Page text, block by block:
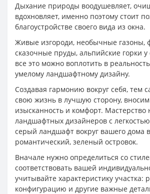
Дыхание природы воодушевляет,
вдохновляет, именно поэтому стоит
благоустройстве своего вида из окна.
Живые изгороди, необычные газоны,
сказочные пруды, альпийские горки у
все это можно воплотить в
умелому ландшафтному дизайну.
Создавая гармонию вокруг себя, тем
свою жизнь в лучшую сторону,
изысканность и комфорт. Мастерство
ландшафтных дизайнеров с
серый ландшафт вокруг вашего дома
романтический, зеленый островок.
Вначале нужно определиться со
соответствовать вашей
учитывайте характеристику участка:
конфигурацию и другие важные